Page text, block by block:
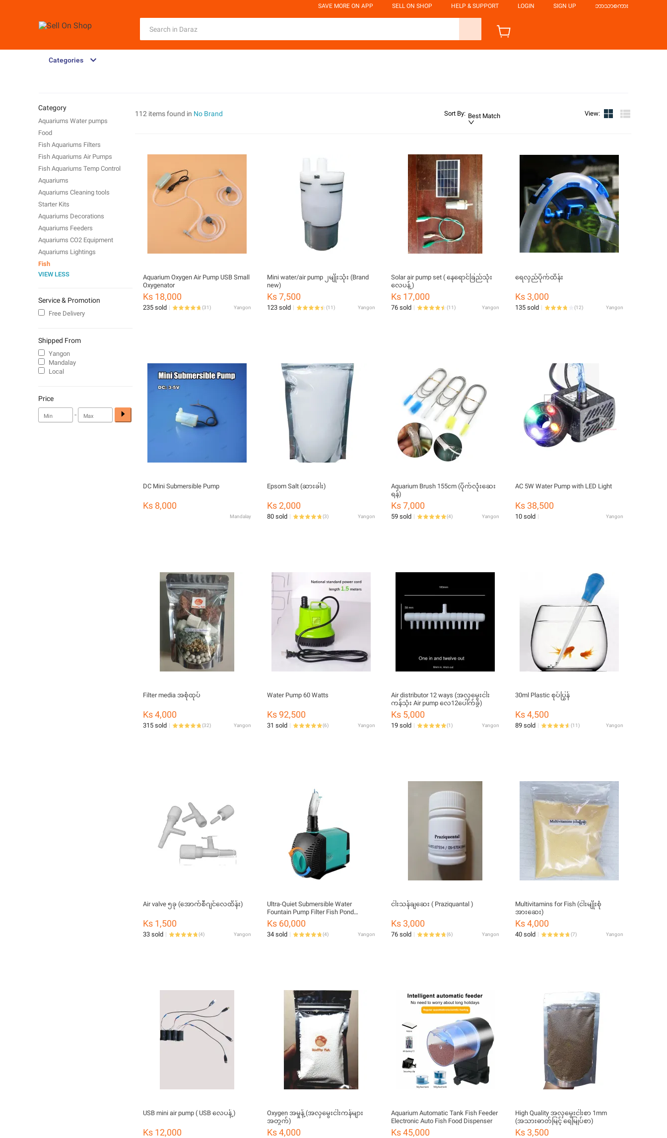
SAVE MORE ON APP SELL ON SHOP HELP & SUPPORT LOGIN SIGN UP ဘာသာစကား
Categories
112 items found in No Brand Sort By: Best Match View:
Aquarium Oxygen Air Pump USB Small
Oxygenator
Ks 18,000
235 sold (31) Yangon
Mini water/air pump ၂မျိုးသုံး (Brand
new)
Ks 7,500
123 sold (11) Yangon
Solar air pump set ( နေရောင်ခြည်သုံး
လေပန့် )
Ks 17,000
76 sold (11) Yangon
ရေလှည်ပိုက်ထိန်း
Ks 3,000
135 sold (12) Yangon
DC Mini Submersible Pump
Ks 8,000
Mandalay
Epsom Salt (ဆားခါး)
Ks 2,000
80 sold (3) Yangon
Aquarium Brush 155cm (ပိုက်လုံးဆေး
ရန်)
Ks 7,000
59 sold (4) Yangon
AC 5W Water Pump with LED Light
Ks 38,500
10 sold Yangon
Filter media အစုံထုပ်
Ks 4,000
315 sold (32) Yangon
Water Pump 60 Watts
Ks 92,500
31 sold (6) Yangon
Air distributor 12 ways (အလှမွေးငါး
ကန်သုံး Air pump လေ12ပေါက်ခွဲ)
Ks 5,000
19 sold (1) Yangon
30ml Plastic စုပ်ပြွန်
Ks 4,500
89 sold (11) Yangon
Air valve ၅ခု (အောက်စီဂျင်လေထိန်း)
Ks 1,500
33 sold (4) Yangon
Ultra-Quiet Submersible Water
Fountain Pump Filter Fish Pond
Aquarium Water Pump Tank Fountain
Ks 60,000
34 sold (4) Yangon
ငါးသန်ချဆေး ( Praziquantal )
Ks 3,000
76 sold (6) Yangon
Multivitamins for Fish (ငါးမျိုးစုံ
အားဆေး)
Ks 4,000
40 sold (7) Yangon
USB mini air pump ( USB လေပန့် )
Ks 12,000
Oxygen အမှုန့် (အလှမွေးငါးကန်များ
အတွက်)
Ks 4,000
Aquarium Automatic Tank Fish Feeder
Electronic Auto Fish Food Dispenser
Ks 45,000
High Quality အလှမွေးငါးစာ 1mm
(အသားဓာတ်မြင့် ရေမြုပ်စာ)
Ks 3,500
Category
Aquariums Water pumps
Food
Fish Aquariums Filters
Fish Aquariums Air Pumps
Fish Aquariums Temp Control
Aquariums
Aquariums Cleaning tools
Starter Kits
Aquariums Decorations
Aquariums Feeders
Aquariums CO2 Equipment
Aquariums Lightings
Fish
VIEW LESS
Service & Promotion
Free Delivery
Shipped From
Yangon
Mandalay
Local
Price
-